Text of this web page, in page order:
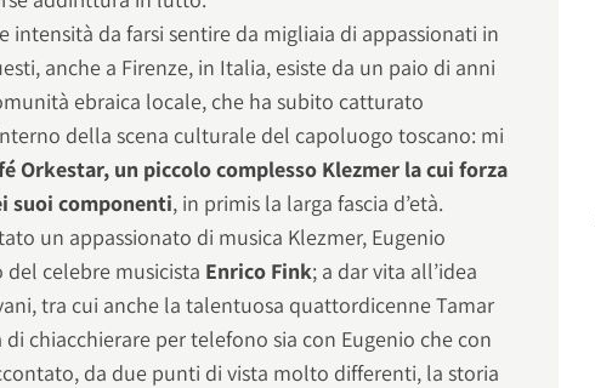
intensità da farsi sentire da migliaia di appassionati in
anche a Firenze, in Italia, esiste da un paio di anni
ebraica locale, che ha subito catturato
della scena culturale del capoluogo toscano: mi
Orkestar, un piccolo complesso Klezmer la cui forza
suoi componenti, in primis la larga fascia d’età.
un appassionato di musica Klezmer, Eugenio
celebre musicista Enrico Fink; a dar vita all’idea
tra cui anche la talentuosa quattordicenne Tamar
chiacchierare per telefono sia con Eugenio che con
da due punti di vista molto differenti, la storia